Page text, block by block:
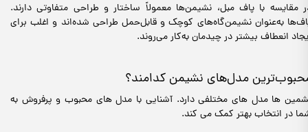
مقایسه با پاف مبل، نشیمن‌ها معمولاً ساختار و طراحی متفاوتی دارند.
به‌عنوان نشیمن‌گاه‌های کوچک و قابل‌حمل طراحی شده‌اند و اغلب برای
انعطاف بیشتر در چیدمان به‌کار می‌روند.
مدل‌های نشیمن کدامند؟
ها مدل های مختلفی دارد. آشنایی با مدل های محبوب و پرفروش به
در انتخاب بهتر کمک می کند.